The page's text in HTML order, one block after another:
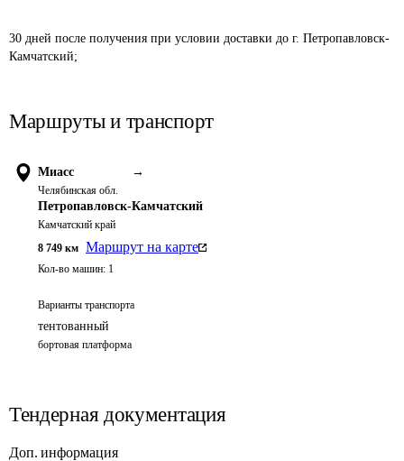
30 дней после получения при условии доставки до г. Петропавловск-
Камчатский;
Маршруты и транспорт
Миасс →
Челябинская обл.
Петропавловск-Камчатский
Камчатский край
8 749 км Маршрут на карте
Кол-во машин: 1
Варианты транспорта
тентованный
бортовая платформа
Тендерная документация
Доп. информация